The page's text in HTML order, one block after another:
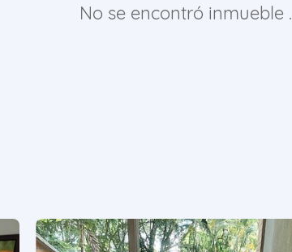
No se encontró inmueble .